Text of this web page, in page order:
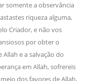
somente a observância
riqueza alguma,
Criador, e não vos
por obter o
e a salvação do
em Allah, sofrereis
dos favores de Allah,